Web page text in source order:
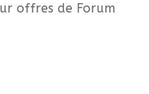
offres de Forum